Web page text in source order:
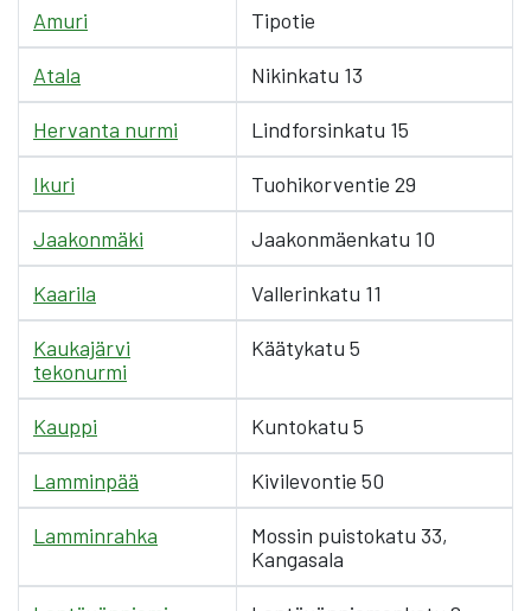
Amuri Tipotie
Atala Nikinkatu 13
Hervanta nurmi Lindforsinkatu 15
Ikuri Tuohikorventie 29
Jaakonmäki Jaakonmäenkatu 10
Kaarila Vallerinkatu 11
Kaukajärvi
tekonurmi
Käätykatu 5
Kauppi Kuntokatu 5
Lamminpää Kivilevontie 50
Lamminrahka
Mossin puistokatu 33,
Kangasala